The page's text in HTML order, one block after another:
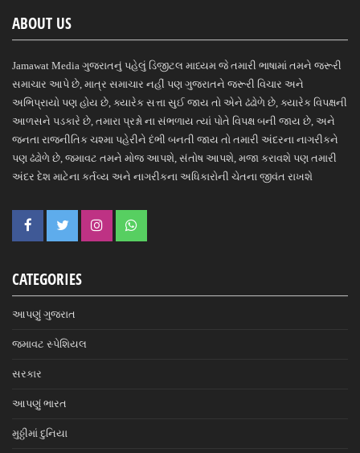
ABOUT US
Jamawat Media ગુજરાતનું પહેલું ડિજીટલ માધ્યમ જે તમારી ભાષામાં તમને જરૂરી
સમાચાર આપે છે, માત્ર સમાચાર નહીં પણ ગુજરાતને જરૂરી વિચાર અને
અભિપ્રાયો પણ હોય છે, ક્યારેક સત્તા સુઈ જાય તો એને ઢંઢોળે છે, ક્યારેક વિપક્ષની
આળસને પડકારે છે, તમારા પ્રશ્નો ના સંભળાય ત્યાં પોતે વિપક્ષ બની જાય છે, અને
જનતા રાજનીતિક ચશ્મા પહેરીને દંભી બનતી જાય તો તમારી અંદરના નાગરીકને
પણ ઢંઢોળે છે, જમાવટ તમને મોજ આપશે, સંતોષ આપશે, મજા કરાવશે પણ તમારી
અંદર દેશ માટેના કર્તવ્ય અને નાગરીકના અધિકારોની ચેતના જીવંત રાખશે
CATEGORIES
આપણું ગુજરાત
જમાવટ સ્પેશિયલ
સરકાર
આપણું ભારત
મુઠ્ઠીમાં દુનિયા